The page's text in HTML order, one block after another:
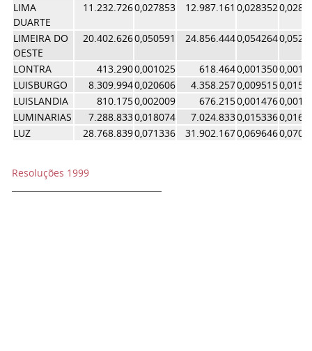
LIMA
DUARTE
11.232.7260,027853 12.987.161 0,028352
LIMEIRA DO
OESTE
20.402.6260,050591 24.856.4440,054264
LONTRA 413.2900,001025 618.4640,001350
LUISBURGO
8.309.9940,020606 4.358.2570,009515
LUISLANDIA
810.1750,002009 676.2150,001476
LUMINARIAS
7.288.8330,018074 7.024.8330,015336
LUZ
28.768.8390,071336 31.902.1670,069646
Resoluções 1999